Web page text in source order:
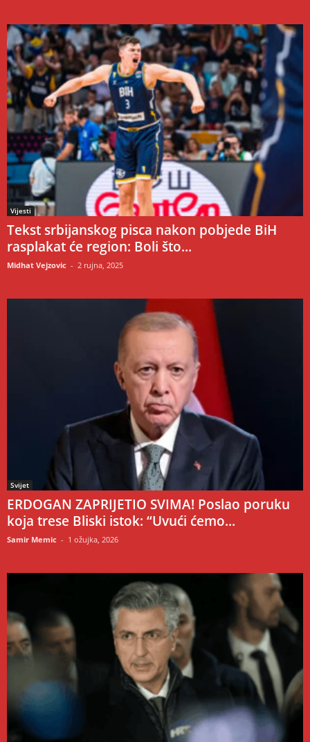
Vijesti
Tekst srbijanskog pisca nakon pobjede BiH
rasplakat će region: Boli što...
Midhat Vejzovic - 2 rujna, 2025
Svijet
ERDOGAN ZAPRIJETIO SVIMA! Poslao poruku
koja trese Bliski istok: “Uvući ćemo...
Samir Memic - 1 ožujka, 2026